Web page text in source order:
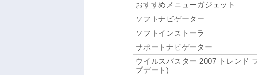
おすすめメニューガジェット
ソフトナビゲーター
ソフトインストーラ
サポートナビゲーター
ウイルスバスター 2007 トレンド
プデート)